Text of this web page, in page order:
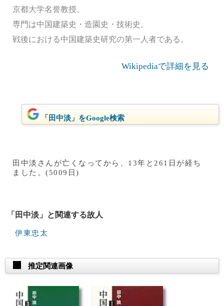
京都大学名誉教授。
専門は中国建築史・造園史・技術史。
戦後における中国建築史研究の第一人者である。
Wikipediaで詳細を見る
「田中淡」をGoogle検索
田中淡さんが亡くなってから、13年と261日が経ち
ました。(5009日)
「田中淡」と関連する故人
伊東忠太
推定関連画像